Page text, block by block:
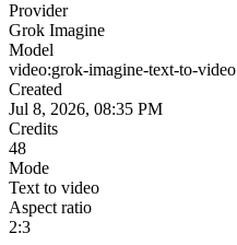
Provider
Grok Imagine
Model
video:grok-imagine-text-to-video
Created
Jul 8, 2026, 08:35 PM
Credits
48
Mode
Text to video
Aspect ratio
2:3